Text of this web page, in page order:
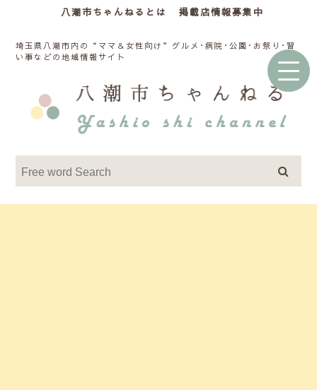
八潮市ちゃんねるとは 掲載店情報募集中
埼玉県八潮市内の“ママ＆女性向け”グルメ･病院･公園･お祭り･習
い事などの地域情報サイト